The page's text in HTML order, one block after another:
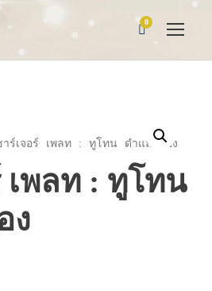
0
ร์เจอร์ เพลท : ทูโทน ดำและทอง
เพลท : ทูโทน
ง